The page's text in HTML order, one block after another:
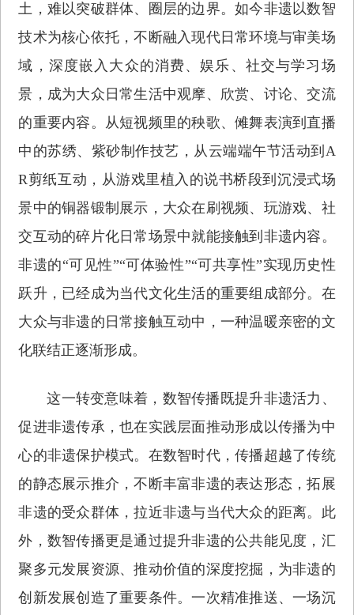
土，难以突破群体、圈层的边界。如今非遗以数智
技术为核心依托，不断融入现代日常环境与审美场
域，深度嵌入大众的消费、娱乐、社交与学习场
景，成为大众日常生活中观摩、欣赏、讨论、交流
的重要内容。从短视频里的秧歌、傩舞表演到直播
中的苏绣、紫砂制作技艺，从云端端午节活动到A
R剪纸互动，从游戏里植入的说书桥段到沉浸式场
景中的铜器锻制展示，大众在刷视频、玩游戏、社
交互动的碎片化日常场景中就能接触到非遗内容。
非遗的“可见性”“可体验性”“可共享性”实现历史性
跃升，已经成为当代文化生活的重要组成部分。在
大众与非遗的日常接触互动中，一种温暖亲密的文
化联结正逐渐形成。
这一转变意味着，数智传播既提升非遗活力、
促进非遗传承，也在实践层面推动形成以传播为中
心的非遗保护模式。在数智时代，传播超越了传统
的静态展示推介，不断丰富非遗的表达形态，拓展
非遗的受众群体，拉近非遗与当代大众的距离。此
外，数智传播更是通过提升非遗的公共能见度，汇
聚多元发展资源、推动价值的深度挖掘，为非遗的
创新发展创造了重要条件。一次精准推送、一场沉